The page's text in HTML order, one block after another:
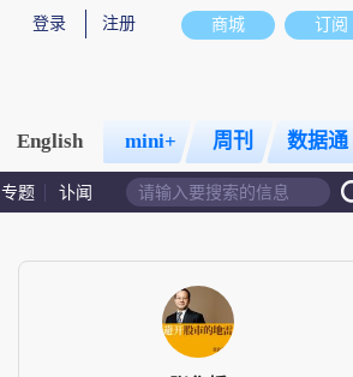
商城 订阅
登录 注册
English mini+ 周刊 数据通
专题 讣闻